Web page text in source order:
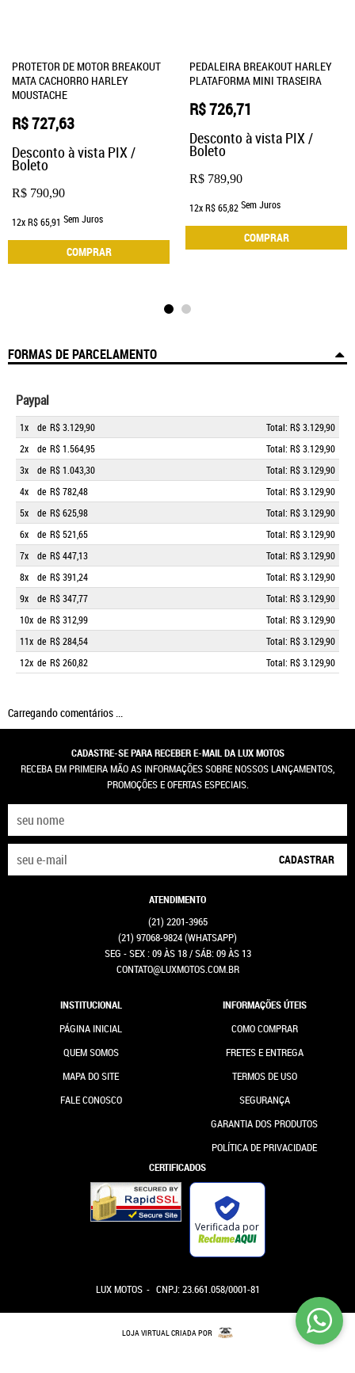
PROTETOR DE MOTOR BREAKOUT
MATA CACHORRO HARLEY
MOUSTACHE
R$ 790,90
R$ 727,63
Desconto à vista PIX /
Boleto
12xR$ 65,91 Sem Juros
COMPRAR
PEDALEIRA BREAKOUT HARLEY
PLATAFORMA MINI TRASEIRA
R$ 789,90
R$ 726,71
Desconto à vista PIX /
Boleto
12xR$ 65,82Sem Juros
COMPRAR
FORMAS DE PARCELAMENTO
Paypal
1x de R$ 3.129,90
Total: R$ 3.129,90
2x
de R$ 1.564,95
Total: R$ 3.129,90
3x
de R$ 1.043,30
Total: R$ 3.129,90
4x
de R$ 782,48
Total: R$ 3.129,90
5x
de R$ 625,98
Total: R$ 3.129,90
6x
de R$ 521,65
Total: R$ 3.129,90
7x
de R$ 447,13
Total: R$ 3.129,90
8x
de R$ 391,24
Total: R$ 3.129,90
9x
de R$ 347,77
Total: R$ 3.129,90
10x de R$ 312,99
Total: R$ 3.129,90
11x de R$ 284,54
Total: R$ 3.129,90
12x de R$ 260,82 Total: R$ 3.129,90
Carregando comentários ...
CADASTRE-SE PARA RECEBER E-MAIL DA LUX MOTOS
RECEBA EM PRIMEIRA MÃO AS INFORMAÇÕES SOBRE NOSSOS LANÇAMENTOS,
PROMOÇÕES E OFERTAS ESPECIAIS.
CADASTRAR
ATENDIMENTO
(21) 2201-3965
(21) 97068-9824(WHATSAPP)
SEG - SEX : 09 ÀS 18 / SÁB: 09 ÀS 13
CONTATO@LUXMOTOS.COM.BR
INSTITUCIONAL
PÁGINA INICIAL
QUEM SOMOS
MAPA DO SITE
FALE CONOSCO
INFORMAÇÕES ÚTEIS
COMO COMPRAR
FRETES E ENTREGA
TERMOS DE USO
SEGURANÇA
GARANTIA DOS PRODUTOS
POLÍTICA DE PRIVACIDADE
CERTIFICADOS
Verificada por
LUX MOTOS CNPJ: 23.661.058/0001-81
LOJA VIRTUAL CRIADA POR